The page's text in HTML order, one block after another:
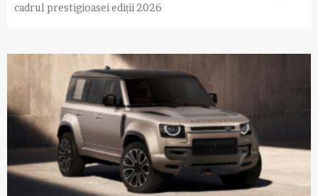
cadrul prestigioasei ediții 2026